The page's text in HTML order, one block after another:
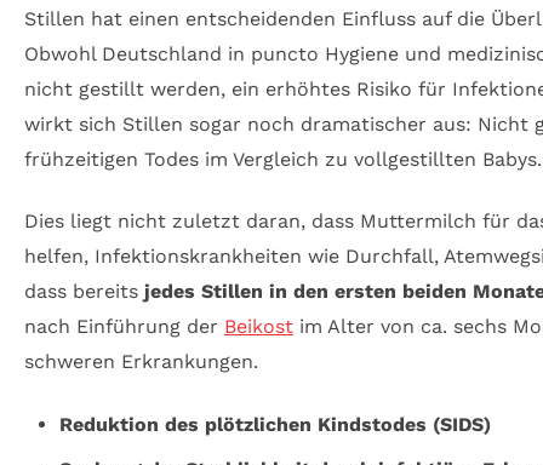
Stillen hat einen entscheidenden Einfluss auf die
Obwohl Deutschland in puncto Hygiene und
nicht gestillt werden, ein erhöhtes Risiko für
wirkt sich Stillen sogar noch dramatischer aus: Nicht
frühzeitigen Todes im Vergleich zu vollgestillten Babys.
Dies liegt nicht zuletzt daran, dass Muttermilch für
helfen, Infektionskrankheiten wie Durchfall,
dass bereits jedes Stillen in den ersten beiden
nach Einführung der Beikost im Alter von ca. sechs
schweren Erkrankungen.
Reduktion des plötzlichen Kindstodes (SIDS)